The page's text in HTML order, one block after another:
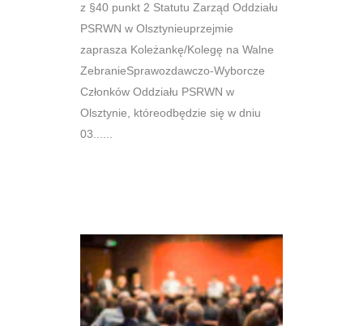
z §40 punkt 2 Statutu Zarząd Oddziału
PSRWN w Olsztynieuprzejmie
zaprasza Koleżankę/Kolegę na Walne
ZebranieSprawozdawczo-Wyborcze
Członków Oddziału PSRWN w
Olsztynie, któreodbędzie się w dniu
03......